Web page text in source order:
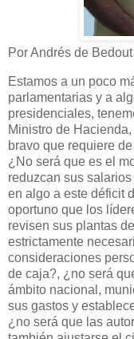
Por Andrés de
Estamos a un poco
parlamentarias y a
presidenciales,
Ministro de
bravo que requiere
¿No será que es el
reduzcan sus
en algo a este déficit
oportuno que los
revisen sus plantas
estrictamente
consideraciones
de caja?, ¿no será
ámbito nacional,
sus gastos y
¿no será que las